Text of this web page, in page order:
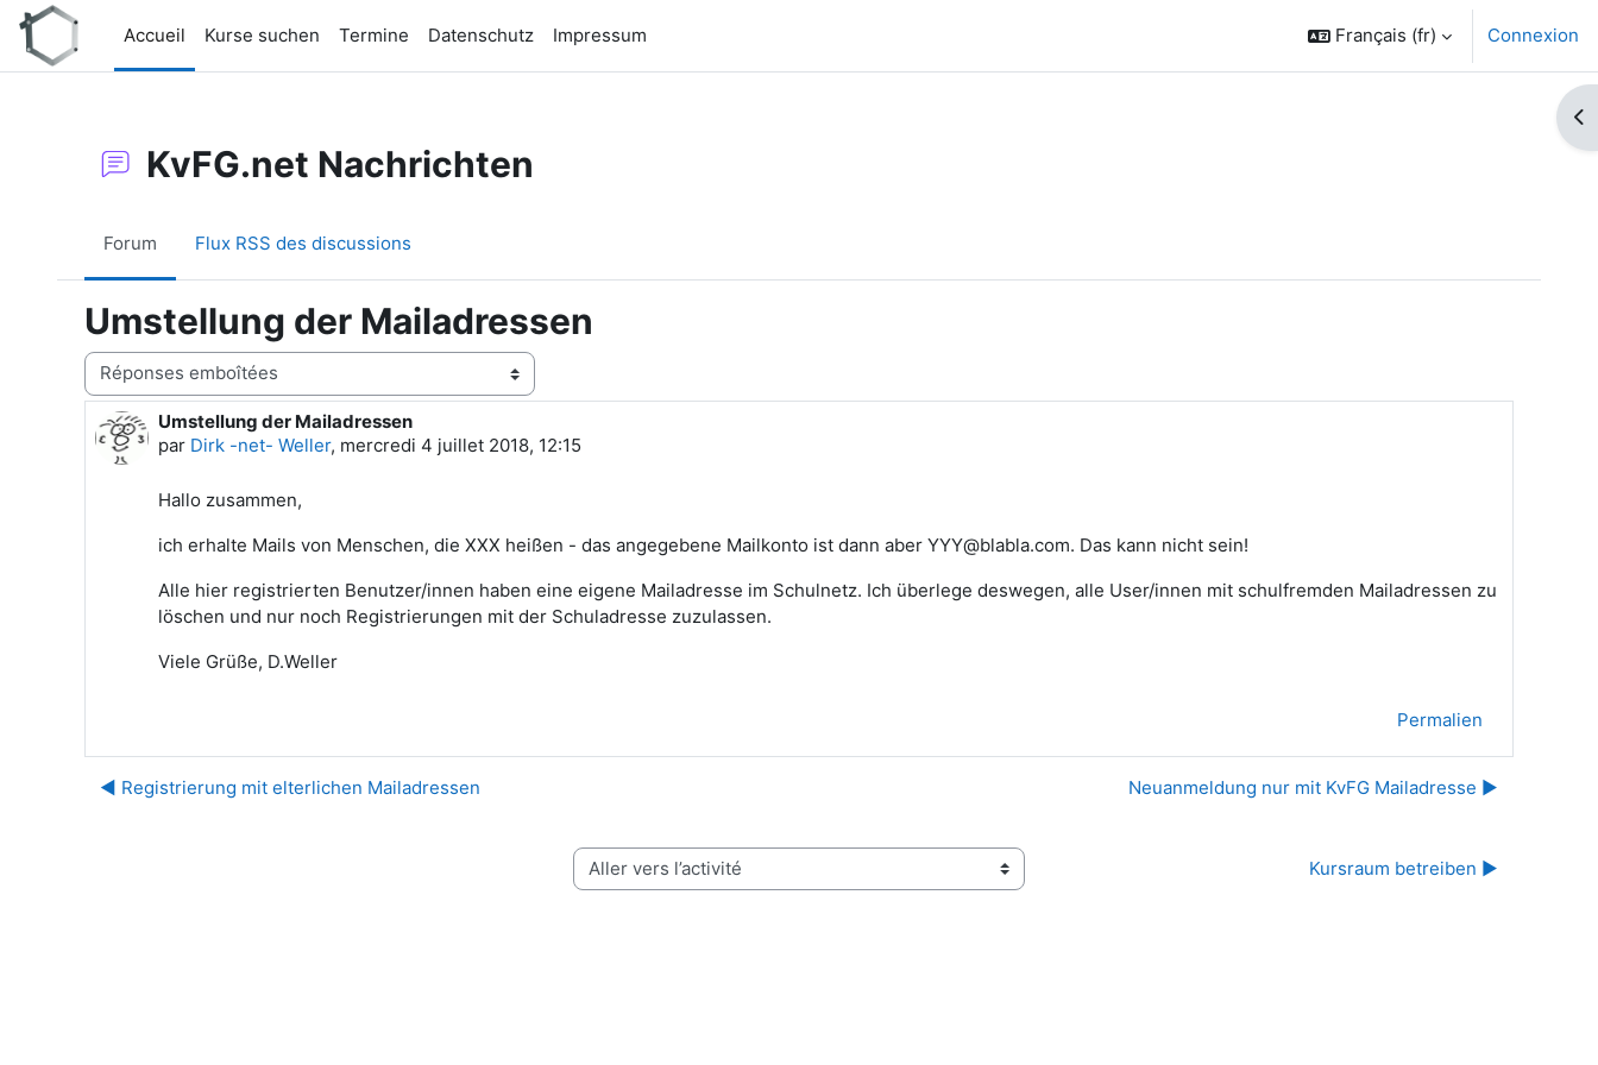
Passer au contenu principal
Accueil
Kurse suchen Termine Datenschutz Impressum Français ‎(fr)‎ Connexion
KvFG.net Nachrichten
Forum Flux RSS des discussions
Umstellung der Mailadressen
Type d’affichage
Umstellung der Mailadressen
par Dirk -net- Weller, mercredi 4 juillet 2018, 12:15
Nombre de réponses : 0
Hallo zusammen,
ich erhalte Mails von Menschen, die XXX heißen - das angegebene Mailkonto ist dann aber YYY@blabla.com. Das kann nicht sein!
Alle hier registrierten Benutzer/innen haben eine eigene Mailadresse im Schulnetz. Ich überlege deswegen, alle User/innen mit schulfremden Mailadressen zu
löschen und nur noch Registrierungen mit der Schuladresse zuzulassen.
Viele Grüße, D.Weller
Permalien
◀︎ Registrierung mit elterlichen Mailadressen Neuanmeldung nur mit KvFG Mailadresse ▶︎
Aller vers l’activité Kursraum betreiben ▶︎